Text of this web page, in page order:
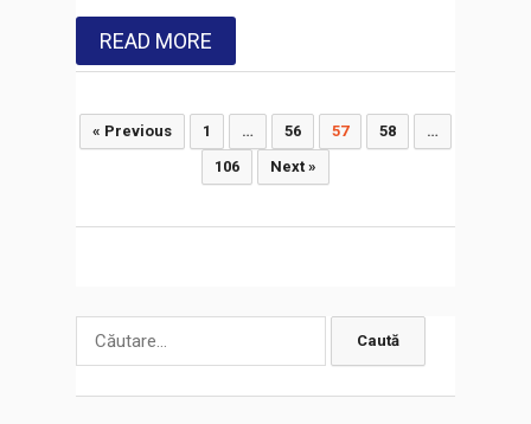
READ MORE
Paginație
articole
« Previous 1 … 56 57 58
…
106
Next »
Caută
după: